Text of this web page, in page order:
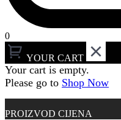
0
YOUR CART
Your cart is empty.
Please go to Shop Now
PROIZVOD CIJENA